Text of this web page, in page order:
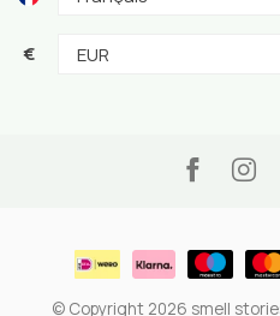
€
© Copyright 2026 smell